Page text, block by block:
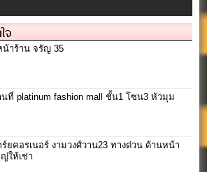
จ
น้าร้าน จรัญ 35
นที่ platinum fashion mall ชั้น1 โซน3 หัวมุม
ร์ยคอรเนอร์ งามวงศ์วาน23 ทางด่วน ด้านหน้า
ให้เช่า